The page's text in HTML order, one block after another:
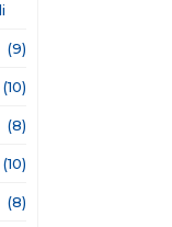
(9)
(10)
(8)
(10)
(8)